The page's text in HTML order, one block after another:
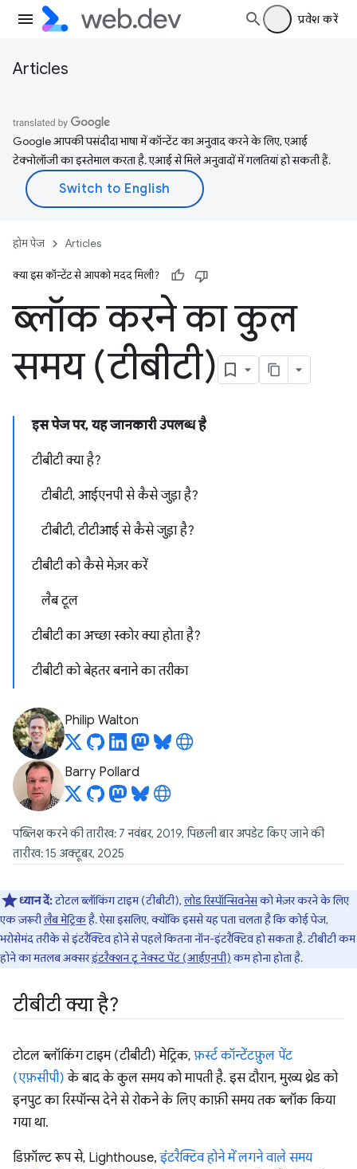
प्रवेश करें
Articles
Google आपकी पसंदीदा भाषा में कॉन्टेंट का अनुवाद करने के लिए, एआई
टेक्नोलॉजी का इस्तेमाल करता है. एआई से मिले अनुवादों में गलतियां हो सकती हैं.
होम पेज Articles
क्या इस कॉन्टेंट से आपको मदद मिली?
ब्लॉक करने का कुल
समय (टीबीटी)
इस पेज पर, यह जानकारी उपलब्ध है
टीबीटी क्या है?
टीबीटी, आईएनपी से कैसे जुड़ा है?
टीबीटी, टीटीआई से कैसे जुड़ा है?
टीबीटी को कैसे मेज़र करें
लैब टूल
टीबीटी का अच्छा स्कोर क्या होता है?
टीबीटी को बेहतर बनाने का तरीका
Philip Walton
Barry Pollard
पब्लिश करने की तारीख: 7 नवंबर, 2019, पिछली बार अपडेट किए जाने की
तारीख: 15 अक्टूबर, 2025
ध्यान दें:टोटल ब्लॉकिंग टाइम (टीबीटी),लोड रिस्पॉन्सिवनेसको मेज़र करने के लिए
एक ज़रूरीलैब मेट्रिकहै. ऐसा इसलिए, क्योंकि इससे यह पता चलता है कि कोई पेज,
भरोसेमंद तरीके से इंटरैक्टिव होने से पहले कितना नॉन-इंटरैक्टिव हो सकता है. टीबीटी कम
होने का मतलब अक्सरइंटरैक्शन टू नेक्स्ट पेंट (आईएनपी)कम होना होता है.
टीबीटी क्या है?
टोटल ब्लॉकिंग टाइम (टीबीटी) मेट्रिक, फ़र्स्ट कॉन्टेंटफ़ुल पेंट
(एफ़सीपी) के बाद के कुल समय को मापती है. इस दौरान, मुख्य थ्रेड को
इनपुट का रिस्पॉन्स देने से रोकने के लिए काफ़ी समय तक ब्लॉक किया
गया था.
डिफ़ॉल्ट रूप से, Lighthouse,इंटरैक्टिव होने में लगने वाले समय